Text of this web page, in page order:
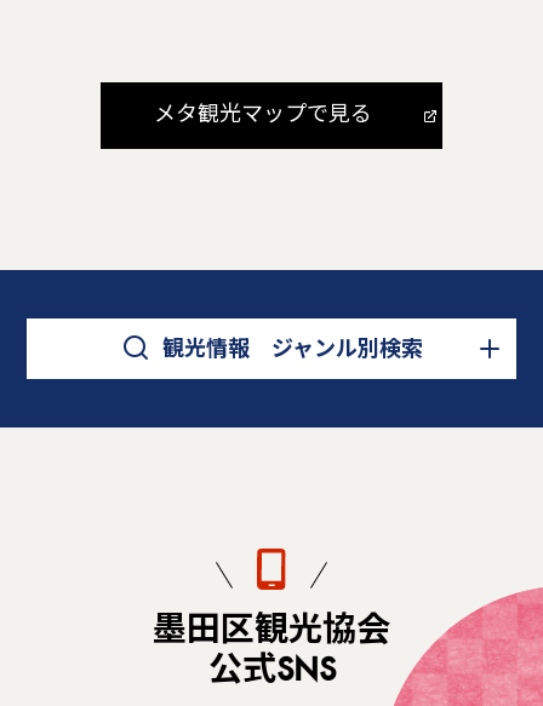
メタ観光マップで見る
観光情報 ジャンル別検索
墨田区観光協会
公式SNS